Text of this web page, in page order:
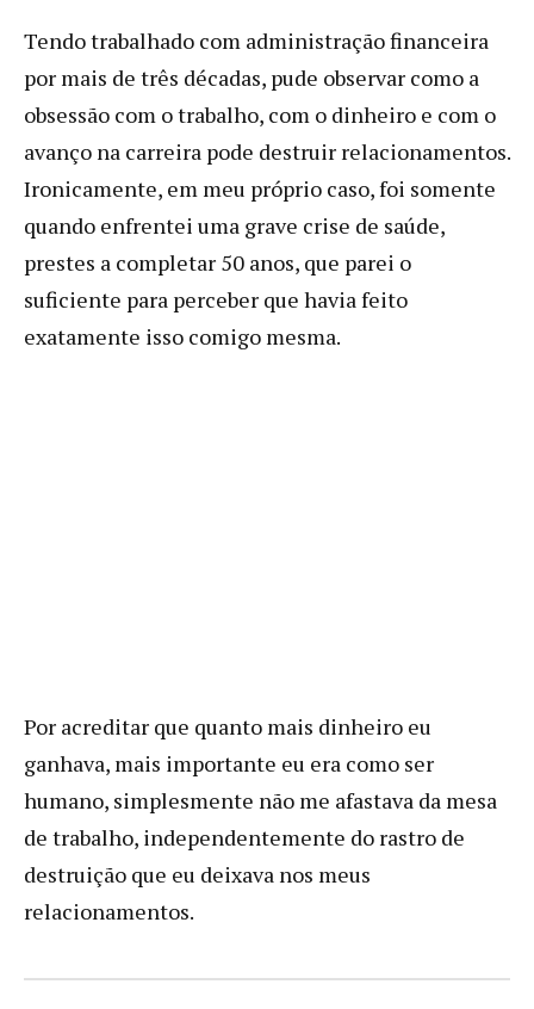
Tendo trabalhado com administração financeira
por mais de três décadas, pude observar como a
obsessão com o trabalho, com o dinheiro e com o
avanço na carreira pode destruir relacionamentos.
Ironicamente, em meu próprio caso, foi somente
quando enfrentei uma grave crise de saúde,
prestes a completar 50 anos, que parei o
suficiente para perceber que havia feito
exatamente isso comigo mesma.
Por acreditar que quanto mais dinheiro eu
ganhava, mais importante eu era como ser
humano, simplesmente não me afastava da mesa
de trabalho, independentemente do rastro de
destruição que eu deixava nos meus
relacionamentos.